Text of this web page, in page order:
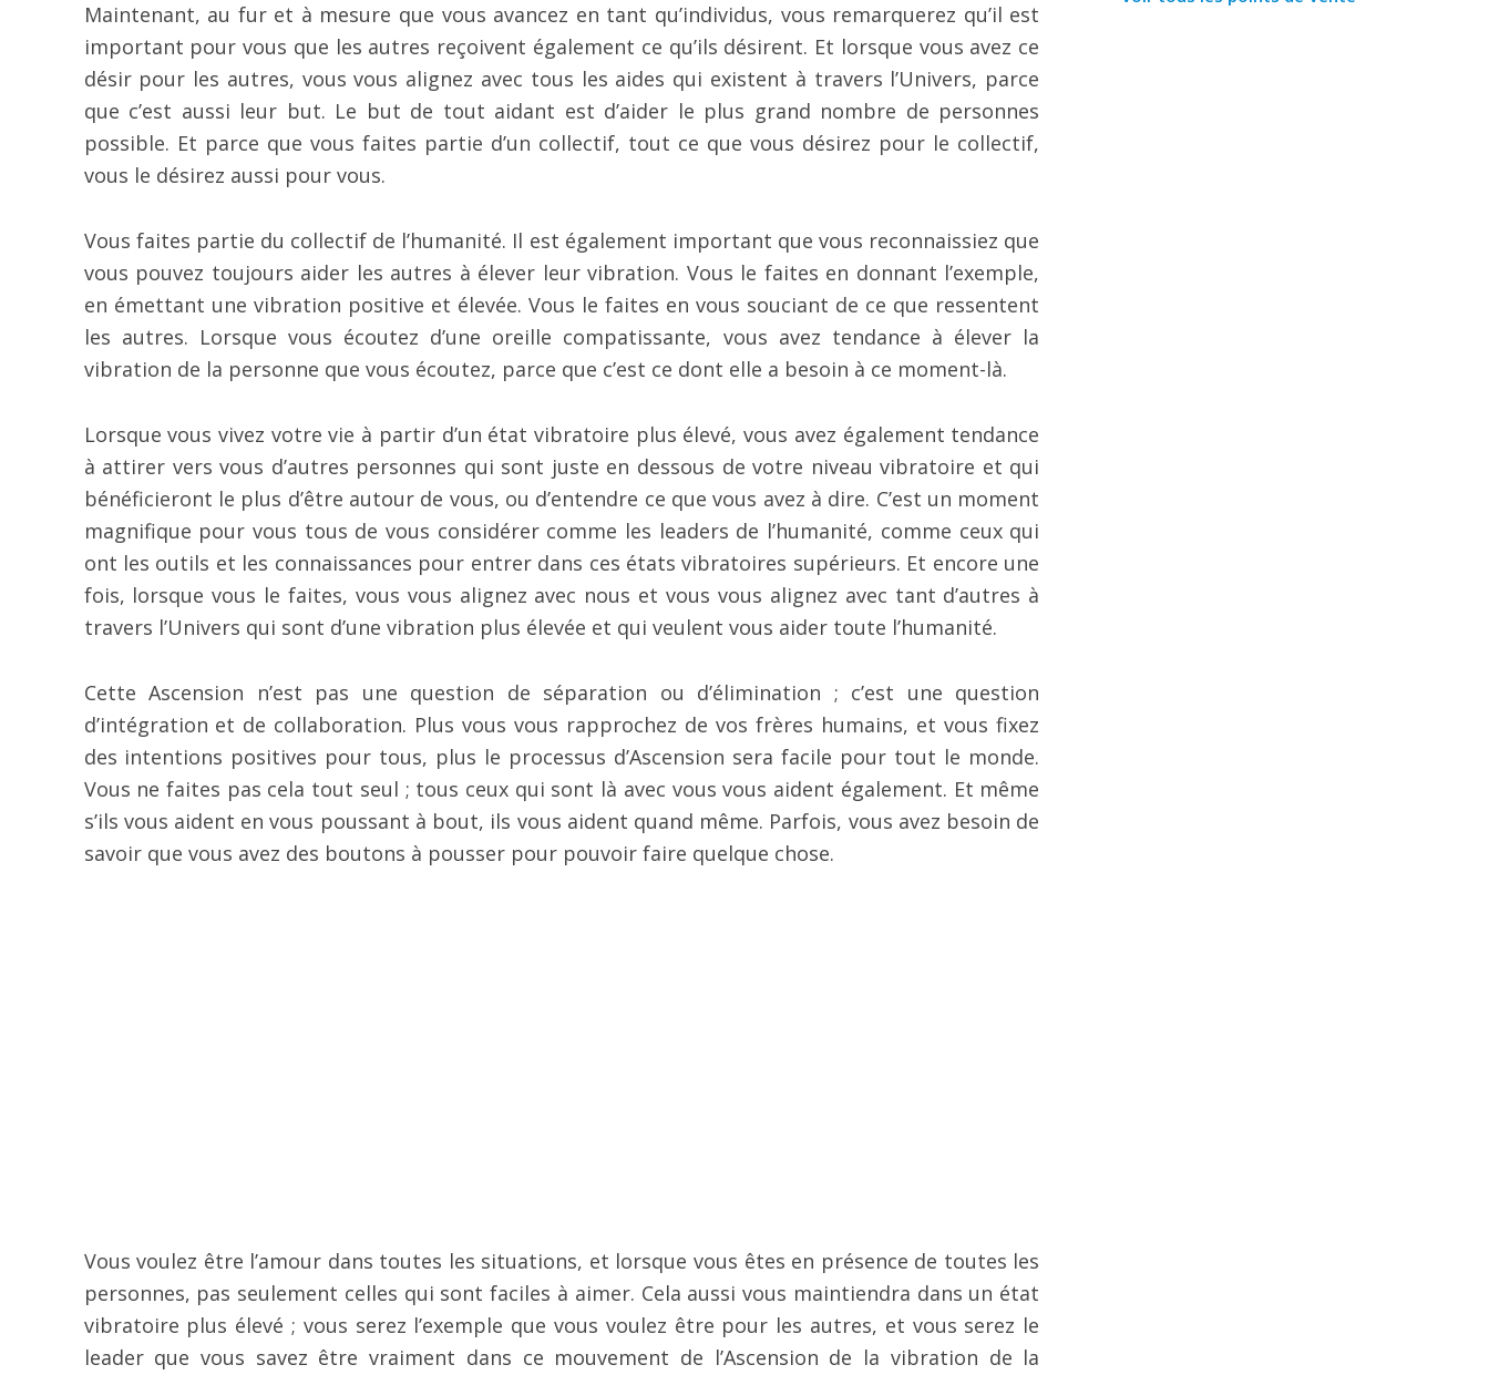
Maintenant, au fur et à mesure que vous avancez en tant qu’individus, vous remarquerez qu’il est
important pour vous que les autres reçoivent également ce qu’ils désirent. Et lorsque vous avez ce
désir pour les autres, vous vous alignez avec tous les aides qui existent à travers l’Univers, parce
que c’est aussi leur but. Le but de tout aidant est d’aider le plus grand nombre de personnes
possible. Et parce que vous faites partie d’un collectif, tout ce que vous désirez pour le collectif,
vous le désirez aussi pour vous.
Vous faites partie du collectif de l’humanité. Il est également important que vous reconnaissiez que
vous pouvez toujours aider les autres à élever leur vibration. Vous le faites en donnant l’exemple,
en émettant une vibration positive et élevée. Vous le faites en vous souciant de ce que ressentent
les autres. Lorsque vous écoutez d’une oreille compatissante, vous avez tendance à élever la
vibration de la personne que vous écoutez, parce que c’est ce dont elle a besoin à ce moment-là.
Lorsque vous vivez votre vie à partir d’un état vibratoire plus élevé, vous avez également tendance
à attirer vers vous d’autres personnes qui sont juste en dessous de votre niveau vibratoire et qui
bénéficieront le plus d’être autour de vous, ou d’entendre ce que vous avez à dire. C’est un moment
magnifique pour vous tous de vous considérer comme les leaders de l’humanité, comme ceux qui
ont les outils et les connaissances pour entrer dans ces états vibratoires supérieurs. Et encore une
fois, lorsque vous le faites, vous vous alignez avec nous et vous vous alignez avec tant d’autres à
travers l’Univers qui sont d’une vibration plus élevée et qui veulent vous aider toute l’humanité.
Cette Ascension n’est pas une question de séparation ou d’élimination ; c’est une question
d’intégration et de collaboration. Plus vous vous rapprochez de vos frères humains, et vous fixez
des intentions positives pour tous, plus le processus d’Ascension sera facile pour tout le monde.
Vous ne faites pas cela tout seul ; tous ceux qui sont là avec vous vous aident également. Et même
s’ils vous aident en vous poussant à bout, ils vous aident quand même. Parfois, vous avez besoin de
savoir que vous avez des boutons à pousser pour pouvoir faire quelque chose.
Vous voulez être l’amour dans toutes les situations, et lorsque vous êtes en présence de toutes les
personnes, pas seulement celles qui sont faciles à aimer. Cela aussi vous maintiendra dans un état
vibratoire plus élevé ; vous serez l’exemple que vous voulez être pour les autres, et vous serez le
leader que vous savez être vraiment dans ce mouvement de l’Ascension de la vibration de la